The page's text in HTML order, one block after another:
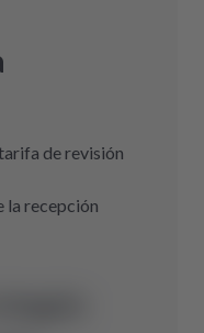
de revisión
la recepción